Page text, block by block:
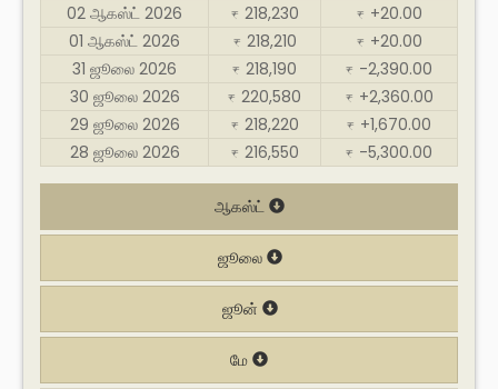
02 ஆகஸ்ட் 2026
₹ 218,230 ₹ +20.00
01 ஆகஸ்ட் 2026
₹ 218,210 ₹ +20.00
31 ஜூலை 2026
₹ 218,190 ₹ -2,390.00
30 ஜூலை 2026
₹ 220,580 ₹ +2,360.00
29 ஜூலை 2026
₹ 218,220 ₹ +1,670.00
28 ஜூலை 2026
₹ 216,550 ₹ -5,300.00
ஆகஸ்ட்
ஜூலை
ஜூன்
மே